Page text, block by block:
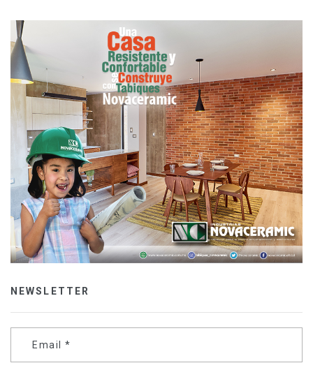
NEWSLETTER
Email *